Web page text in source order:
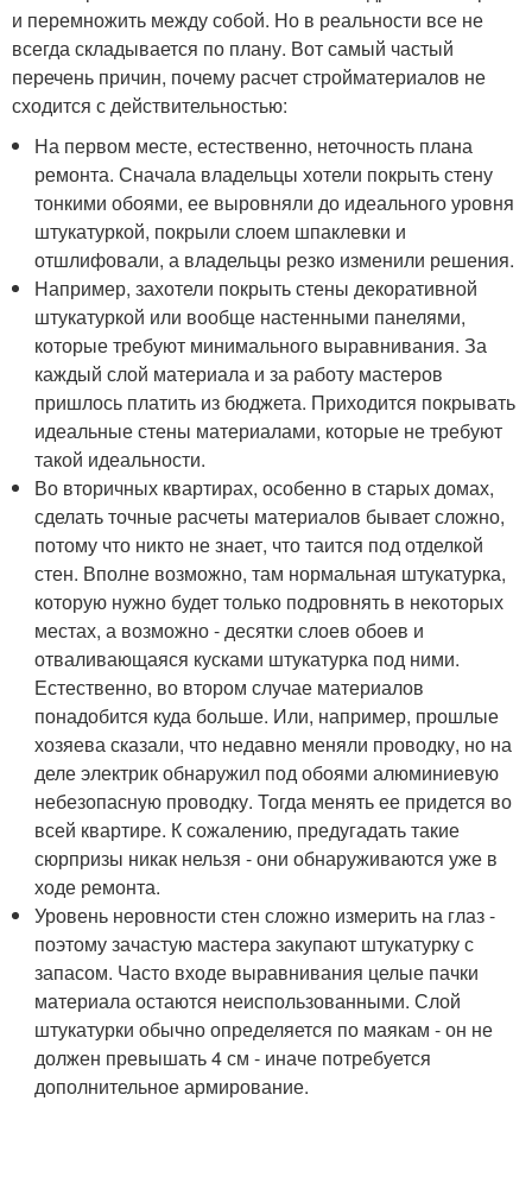
и перемножить между собой. Но в реальности все не
всегда складывается по плану. Вот самый частый
перечень причин, почему расчет стройматериалов не
сходится с действительностью:
На первом месте, естественно, неточность плана
ремонта. Сначала владельцы хотели покрыть стену
тонкими обоями, ее выровняли до идеального уровня
штукатуркой, покрыли слоем шпаклевки и
отшлифовали, а владельцы резко изменили решения.
Например, захотели покрыть стены декоративной
штукатуркой или вообще настенными панелями,
которые требуют минимального выравнивания. За
каждый слой материала и за работу мастеров
пришлось платить из бюджета. Приходится покрывать
идеальные стены материалами, которые не требуют
такой идеальности.
Во вторичных квартирах, особенно в старых домах,
сделать точные расчеты материалов бывает сложно,
потому что никто не знает, что таится под отделкой
стен. Вполне возможно, там нормальная штукатурка,
которую нужно будет только подровнять в некоторых
местах, а возможно - десятки слоев обоев и
отваливающаяся кусками штукатурка под ними.
Естественно, во втором случае материалов
понадобится куда больше. Или, например, прошлые
хозяева сказали, что недавно меняли проводку, но на
деле электрик обнаружил под обоями алюминиевую
небезопасную проводку. Тогда менять ее придется во
всей квартире. К сожалению, предугадать такие
сюрпризы никак нельзя - они обнаруживаются уже в
ходе ремонта.
Уровень неровности стен сложно измерить на глаз -
поэтому зачастую мастера закупают штукатурку с
запасом. Часто входе выравнивания целые пачки
материала остаются неиспользованными. Слой
штукатурки обычно определяется по маякам - он не
должен превышать 4 см - иначе потребуется
дополнительное армирование.